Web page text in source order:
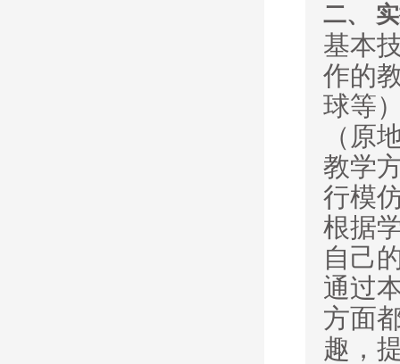
二、
基本
作的
球等
（原
教学
行模
根据
自己
通过
方面
趣，